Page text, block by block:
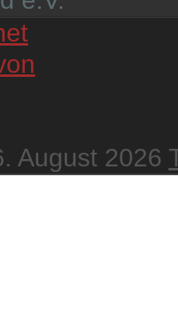
August 2026